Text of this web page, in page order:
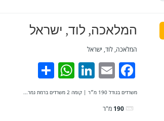
המלאכה, לוד, ישראל
המלאכה, לוד, ישראל
Facebook
Email
LinkedIn
WhatsApp
משרדים בגודל 190 מ״ר | קומה 2 משרדים ברמת גמר...
190 מ"ר